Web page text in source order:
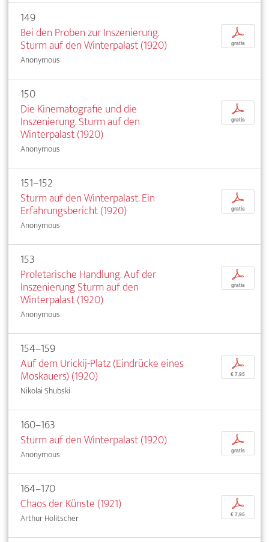
149
Bei den Proben zur Inszenierung.
Sturm auf den Winterpalast (1920)
Anonymous
p
gratis
150
Die Kinematografie und die
Inszenierung. Sturm auf den
Winterpalast (1920)
Anonymous
p
gratis
151–152
Sturm auf den Winterpalast. Ein
Erfahrungsbericht (1920)
Anonymous
p
gratis
153
Proletarische Handlung. Auf der
Inszenierung Sturm auf den
Winterpalast (1920)
Anonymous
p
gratis
154–159
Auf dem Urickij-Platz (Eindrücke eines
Moskauers) (1920)
Nikolai Shubski
p
€ 7,95
160–163
Sturm auf den Winterpalast (1920)
Anonymous
p
gratis
164–170
Chaos der Künste (1921)
Arthur Holitscher
p
€ 7,95